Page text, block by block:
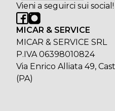
Vieni a seguirci sui social!
MICAR & SERVICE
MICAR & SERVICE SRL
P.IVA 06398010824
Via Enrico Alliata 49,
(PA)